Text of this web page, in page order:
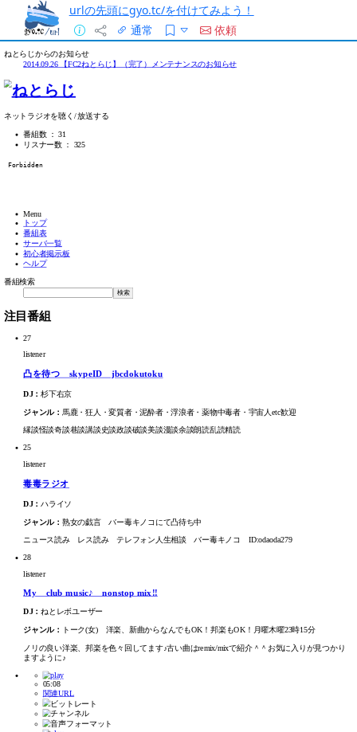
urlの先頭にgyo.tc/を付けてみよう！
通常
依頼